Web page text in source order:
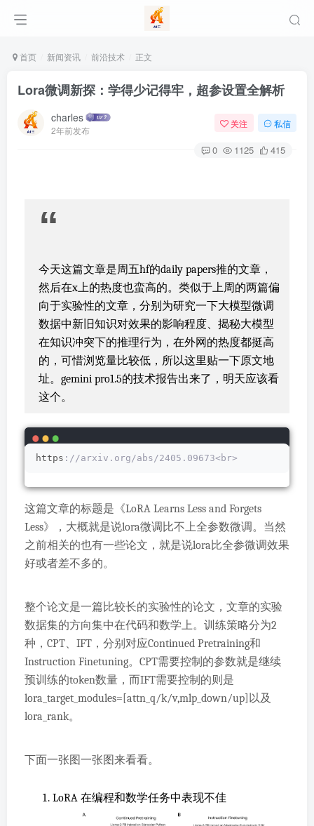
首页 新闻资讯 前沿技术 正文
Lora微调新探：学得少记得牢，超参设置全解析
charles
2年前发布
关注 私信
0 1125 415
“
今天这篇文章是周五hf的daily papers推的文章，
然后在x上的热度也蛮高的。类似于上周的两篇偏
向于实验性的文章，分别为研究一下大模型微调
数据中新旧知识对效果的影响程度、揭秘大模型
在知识冲突下的推理行为，在外网的热度都挺高
的，可惜浏览量比较低，所以这里贴一下原文地
址。gemini pro1.5的技术报告出来了，明天应该看
这个。
https ://arxiv.org/abs/2405.09673<br>
这篇文章的标题是《LoRA Learns Less and Forgets
Less》，大概就是说lora微调比不上全参数微调。当然
之前相关的也有一些论文，就是说lora比全参微调效果
好或者差不多的。
整个论文是一篇比较长的实验性的论文，文章的实验
数据集的方向集中在代码和数学上。训练策略分为2
种，CPT、IFT，分别对应Continued Pretraining和
Instruction Finetuning。CPT需要控制的参数就是继续
预训练的token数量，而IFT需要控制的则是
lora_target_modules=[attn_q/k/v,mlp_down/up]以及
lora_rank。
下面一张图一张图来看看。
LoRA 在编程和数学任务中表现不佳